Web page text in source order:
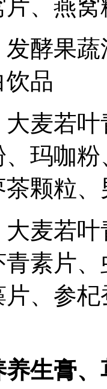
、燕窝
发酵果
品
大麦若
玛咖
颗粒
大麦若
青素片
、参
养生膏